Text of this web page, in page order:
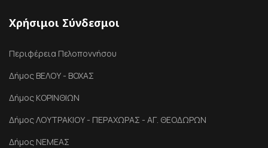
Χρήσιμοι Σύνδεσμοι
Περιφέρεια Πελοποννήσου
Δήμος ΒΕΛΟΥ - ΒΟΧΑΣ
Δήμος ΚΟΡΙΝΘΙΩΝ
Δήμος ΛΟΥΤΡΑΚΙΟΥ - ΠΕΡΑΧΩΡΑΣ - ΑΓ. ΘΕΟΔΩΡΩΝ
Δήμος ΝΕΜΕΑΣ